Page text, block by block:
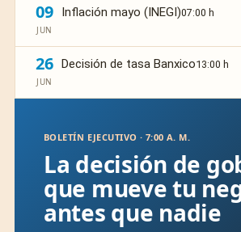
09
JUN
Inflación mayo (INEGI)07:00 h
26
JUN
Decisión de tasa Banxico13:00 h
BOLETÍN EJECUTIVO · 7:00 A. M.
La decisión de
que mueve tu
antes que nadie